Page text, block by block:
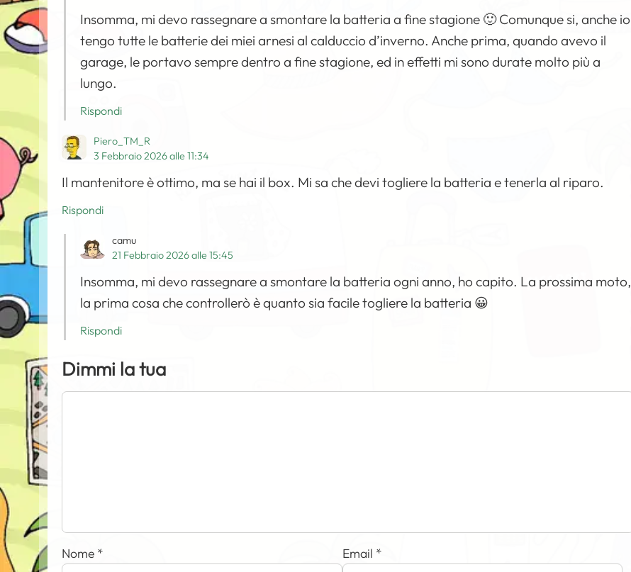
Insomma, mi devo rassegnare a smontare la batteria a fine stagione 🙂 Comunque si, anche io
tengo tutte le batterie dei miei arnesi al calduccio d’inverno. Anche prima, quando avevo il
garage, le portavo sempre dentro a fine stagione, ed in effetti mi sono durate molto più a
lungo.
Rispondi
Piero_TM_R
3 Febbraio 2026 alle 11:34
Il mantenitore è ottimo, ma se hai il box. Mi sa che devi togliere la batteria e tenerla al riparo.
Rispondi
camu
21 Febbraio 2026 alle 15:45
Insomma, mi devo rassegnare a smontare la batteria ogni anno, ho capito. La prossima moto,
la prima cosa che controllerò è quanto sia facile togliere la batteria 😀
Rispondi
Dimmi la tua
Nome * Email *